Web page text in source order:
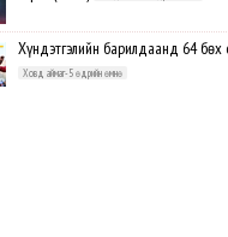
Хүндэтгэлийн барилдаанд 64 бөх
Ховд аймаг-5 өдрийн өмнө